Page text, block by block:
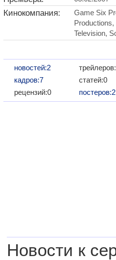
Кинокомпания:
Game Six
Television,
новостей:2
кадров:7
рецензий:0
статей:0
постеров:2
Новости к